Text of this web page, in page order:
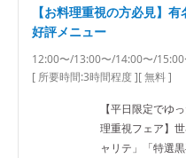
料ご試食 ・提携
待（※1件目見学限定） ■成約特典 ・ドレ
FF ・アイテム
【お料理重視の方必見】
好評メニュー
12:00〜/13:00〜/14:00〜/15:00
[ 所要時間:3時間程度][ 無料 ]
【平日限定でゆ
理重視フェア】
ャリテ」「特選